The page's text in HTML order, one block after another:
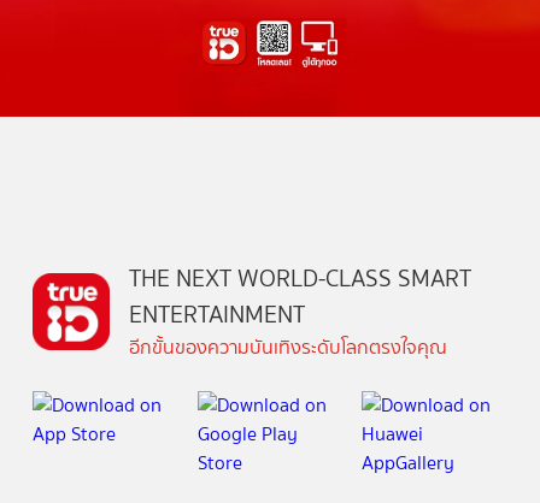
THE NEXT WORLD-CLASS SMART
ENTERTAINMENT
อีกขั้นของความบันเทิงระดับโลกตรงใจคุณ